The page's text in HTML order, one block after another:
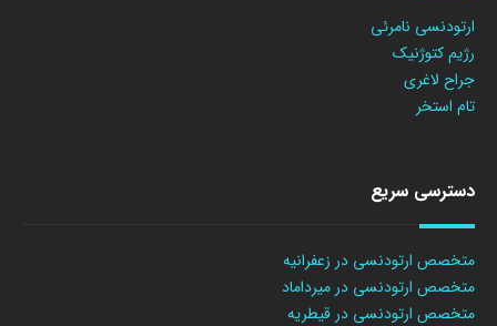
ارتودنسی نامرئی
رژیم کتوژنیک
جراح لاغری
تام استخر
دسترسی سریع
متخصص ارتودنسی در زعفرانیه
متخصص ارتودنسی در میرداماد
متخصص ارتودنسی در قیطریه